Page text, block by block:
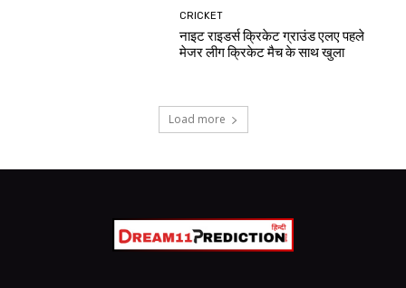
CRICKET
नाइट राइडर्स क्रिकेट ग्राउंड एलए पहले
मेजर लीग क्रिकेट मैच के साथ खुला
Load more